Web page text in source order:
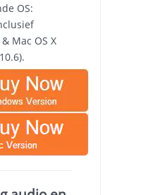
OS:
Mac OS X